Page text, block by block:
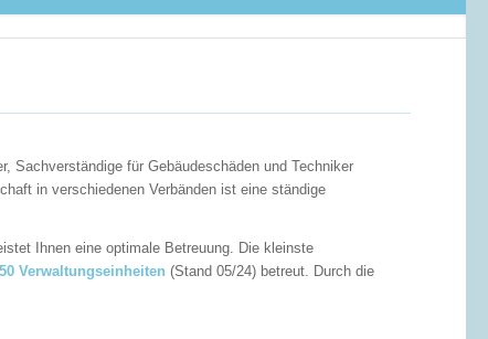
Sachverständige für Gebäudeschäden und Techniker
in verschiedenen Verbänden ist eine ständige
Ihnen eine optimale Betreuung. Die kleinste
Verwaltungseinheiten (Stand 05/24) betreut. Durch die